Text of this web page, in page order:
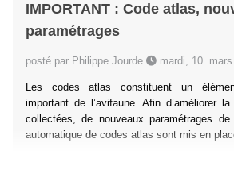
IMPORTANT : Code atlas,
paramétrages
posté par Philippe Jourde mardi, 10.
Les codes atlas constituent un
important de l’avifaune. Afin d’améliorer
collectées, de nouveaux paramétrages
automatique de codes atlas sont mis en